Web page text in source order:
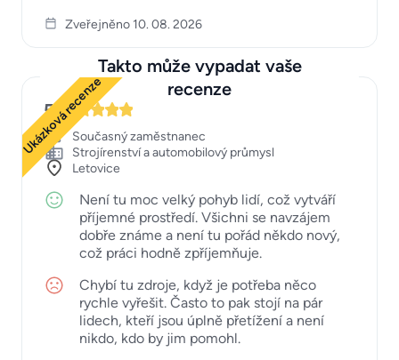
Zveřejněno 10. 08. 2026
Takto může vypadat vaše
recenze
Ukázková recenze
5
Současný zaměstnanec
Strojírenství a automobilový průmysl
Letovice
Není tu moc velký pohyb lidí, což vytváří
příjemné prostředí. Všichni se navzájem
dobře známe a není tu pořád někdo nový,
což práci hodně zpříjemňuje.
Chybí tu zdroje, když je potřeba něco
rychle vyřešit. Často to pak stojí na pár
lidech, kteří jsou úplně přetížení a není
nikdo, kdo by jim pomohl.